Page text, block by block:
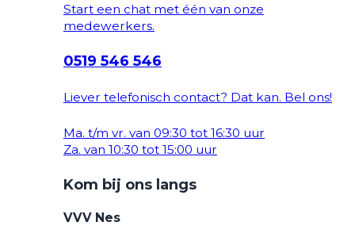
Start een chat met één van onze
medewerkers.
0519 546 546
Liever telefonisch contact? Dat kan. Bel ons!
Ma. t/m vr. van 09:30 tot 16:30 uur
Za. van 10:30 tot 15:00 uur
Kom bij ons langs
VVV Nes